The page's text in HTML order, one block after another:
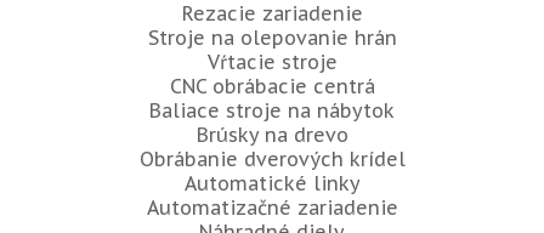
Rezacie zariadenie
Stroje na olepovanie hrán
Vŕtacie stroje
CNC obrábacie centrá
Baliace stroje na nábytok
Brúsky na drevo
Obrábanie dverových krídel
Automatické linky
Automatizačné zariadenie